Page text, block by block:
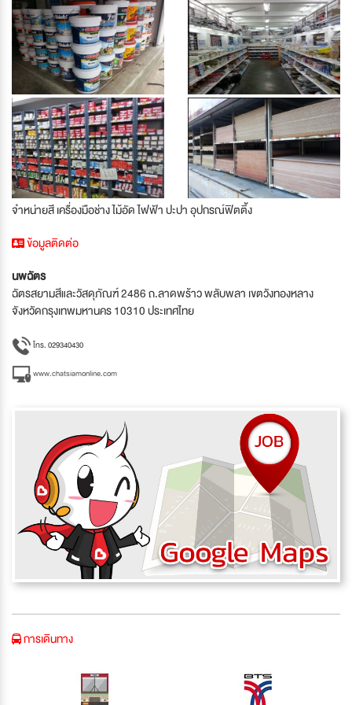
จำหน่ายสี เครื่องมือช่าง ไม้อัด ไฟฟ้า ปะปา อุปกรณ์ฟิตติ้ง
ข้อมูลติดต่อ
นพฉัตร
ฉัตรสยามสีและวัสดุภัณฑ์ 2486 ถ.ลาดพร้าว พลับพลา เขตวังทองหลาง
จังหวัดกรุงเทพมหานคร 10310 ประเทศไทย
โทร. 029340430
www.chatsiamonline.com
การเดินทาง